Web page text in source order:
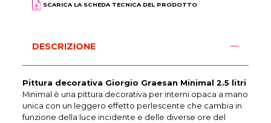
SCARICA LA SCHEDA TECNICA DEL PRODOTTO
DESCRIZIONE
Pittura decorativa Giorgio Graesan Minimal 2.5 litri
Minimal è una pittura decorativa per interni opaca a mano
unica con un leggero effetto perlescente che cambia in
funzione della luce incidente e delle diverse ore del